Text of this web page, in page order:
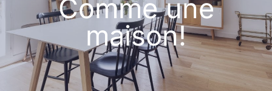
Comme une
maison!